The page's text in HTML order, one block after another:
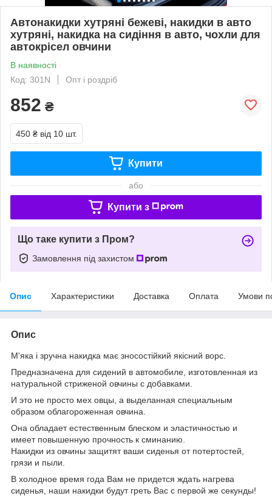
Автонакидки хутряні бежеві, накидки в авто
хутряні, накидка на сидіння в авто, чохли для
автокрісел овчини
В наявності
Код: 301N
Опт і роздріб
852 ₴
450 ₴ від 10 шт.
Купити
або
Купити з
Що таке купити з Пром?
Замовлення під захистом
Опис Характеристики Доставка Оплата Умови
Опис
М'яка і зручна накидка має зносостійкий якісний ворс.
Предназначена для сидений в автомобиле, изготовленная из
натуральной стриженой овчины с добавками.
И это не просто мех овцы, а выделанная специальным
образом облагороженная овчина.
Она обладает естественным блеском и эластичностью и
имеет повышенную прочность к сминанию.
Накидки из овчины защитят ваши сиденья от потертостей,
грязи и пыли.
В холодное время года Вам не придется ждать нагрева
сиденья, наши накидки будут греть Вас с первой же секунды!